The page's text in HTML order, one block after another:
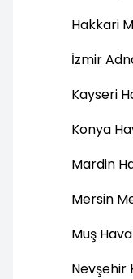
Hakkari
İzmir
Kayseri
Konya
Mardin
Mersin
Muş
Nevşehir